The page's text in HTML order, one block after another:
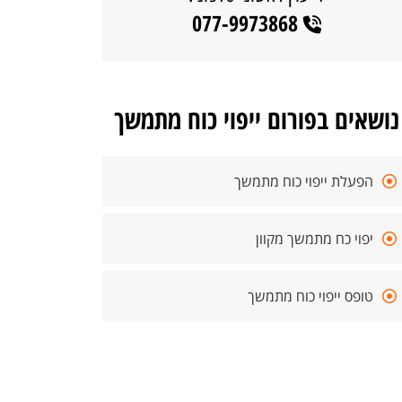
077-9973868
נושאים בפורום ייפוי כוח מתמשך
הפעלת ייפוי כוח מתמשך
יפוי כח מתמשך מקוון
טופס ייפוי כוח מתמשך